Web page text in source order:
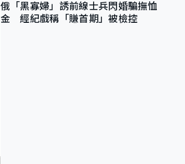
俄「黑寡婦」誘前線士兵閃婚騙撫恤
金 經紀戲稱「賺首期」被檢控